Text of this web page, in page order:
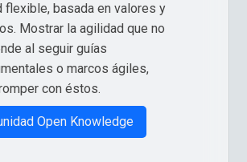
flexible, basada en valores y
Mostrar la agilidad que no
al seguir guías
o marcos ágiles,
con éstos.
Open Knowledge